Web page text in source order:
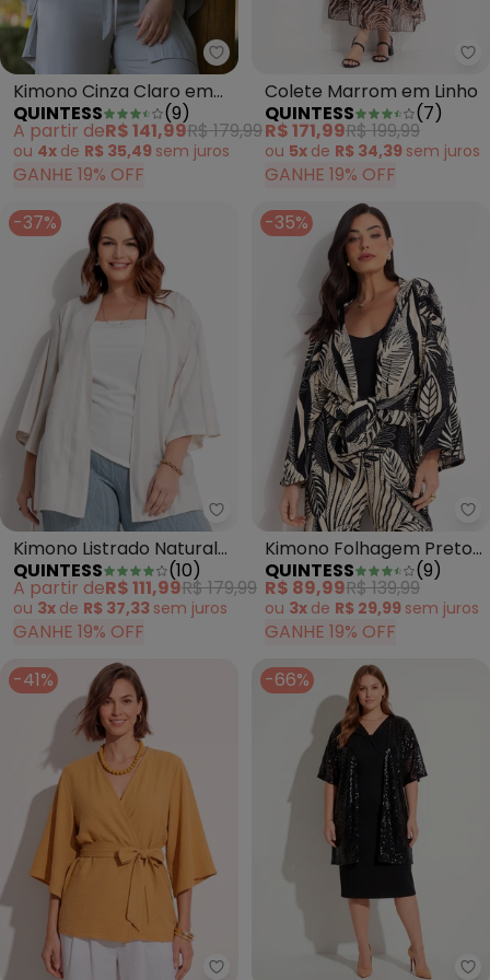
Quintess - Kimono Cinza Claro
Kimono Cinza Claro em
Viscose Plana Sarjada
QUINTESS (9)
A partir deR$ 141,99R$ 179,99
ou 4x de R$ 35,49 sem juros
GANHE 19% OFF
Colete Marrom em Linho
QUINTESS
(7)
R$ 171,99R$ 199,99
ou 5x de R$ 34,39 sem juros
GANHE 19% OFF
-37%
Quintess - Kimono Listrado
Kimono Listrado Natural
em Linho
QUINTESS (10)
A partir deR$ 111,99R$ 179,99
ou 3x de R$ 37,33 sem juros
GANHE 19% OFF
-35%
Kimono Folhagem Preto
em Canelado
QUINTESS (9)
R$ 89,99R$ 139,99
ou 3x de R$ 29,99 sem juros
GANHE 19% OFF
-41%
-66%